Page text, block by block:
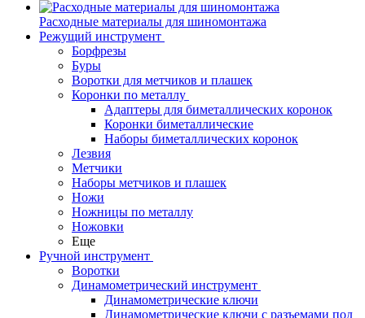
Расходные материалы для шиномонтажа
Режущий инструмент
Борфрезы
Буры
Воротки для метчиков и плашек
Коронки по металлу
Адаптеры для биметаллических коронок
Коронки биметаллические
Наборы биметаллических коронок
Лезвия
Метчики
Наборы метчиков и плашек
Ножи
Ножницы по металлу
Ножовки
Еще
Ручной инструмент
Воротки
Динамометрический инструмент
Динамометрические ключи
Динамометрические ключи с разъемами под